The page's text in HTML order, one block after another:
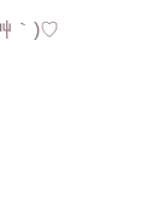
｀)♡